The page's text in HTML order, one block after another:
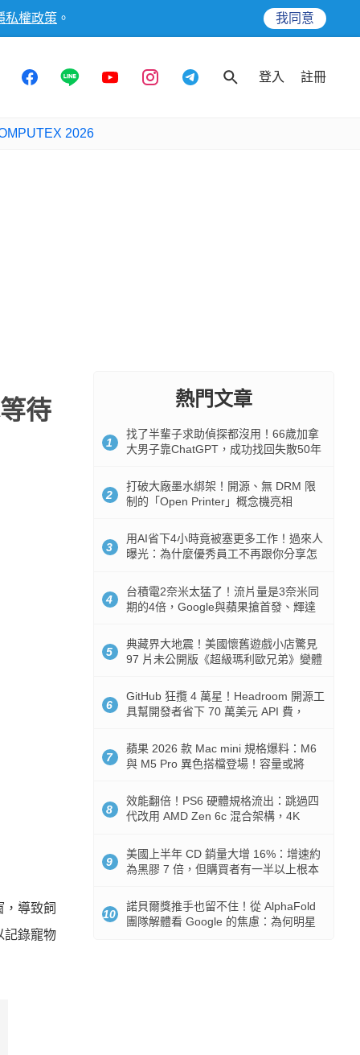
私權政策 。 我同意
登入 註冊
2026
待
導致飼
記錄寵物
熱門文章
1
找了半輩子求助偵探都沒用！66歲加拿
大男子靠ChatGPT，成功找回失散50年
2
打破大廠墨水綁架！開源、無 DRM 限
制的「Open Printer」概念機亮相
3
用AI省下4小時竟被塞更多工作！過來人
曝光：為什麼優秀員工不再跟你分享怎
4
台積電2奈米太猛了！流片量是3奈米同
期的4倍，Google與蘋果搶首發、輝達
5
典藏界大地震！美國懷舊遊戲小店驚見
97 片未公開版《超級瑪利歐兄弟》變體
6
GitHub 狂攬 4 萬星！Headroom 開源工
具幫開發者省下 70 萬美元 API 費，
7
蘋果 2026 款 Mac mini 規格爆料：M6
與 M5 Pro 異色搭檔登場！容量或將
8
效能翻倍！PS6 硬體規格流出：跳過四
代改用 AMD Zen 6c 混合架構，4K
9
美國上半年 CD 銷量大增 16%：增速約
為黑膠 7 倍，但購買者有一半以上根本
10
諾貝爾獎推手也留不住！從 AlphaFold
團隊解體看 Google 的焦慮：為何明星